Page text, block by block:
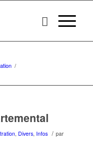
/
, Divers, Infos / par